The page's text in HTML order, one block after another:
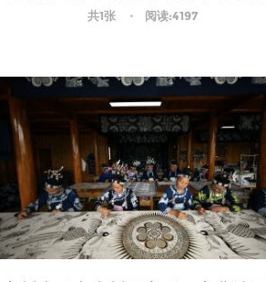
共1张 阅读:4197